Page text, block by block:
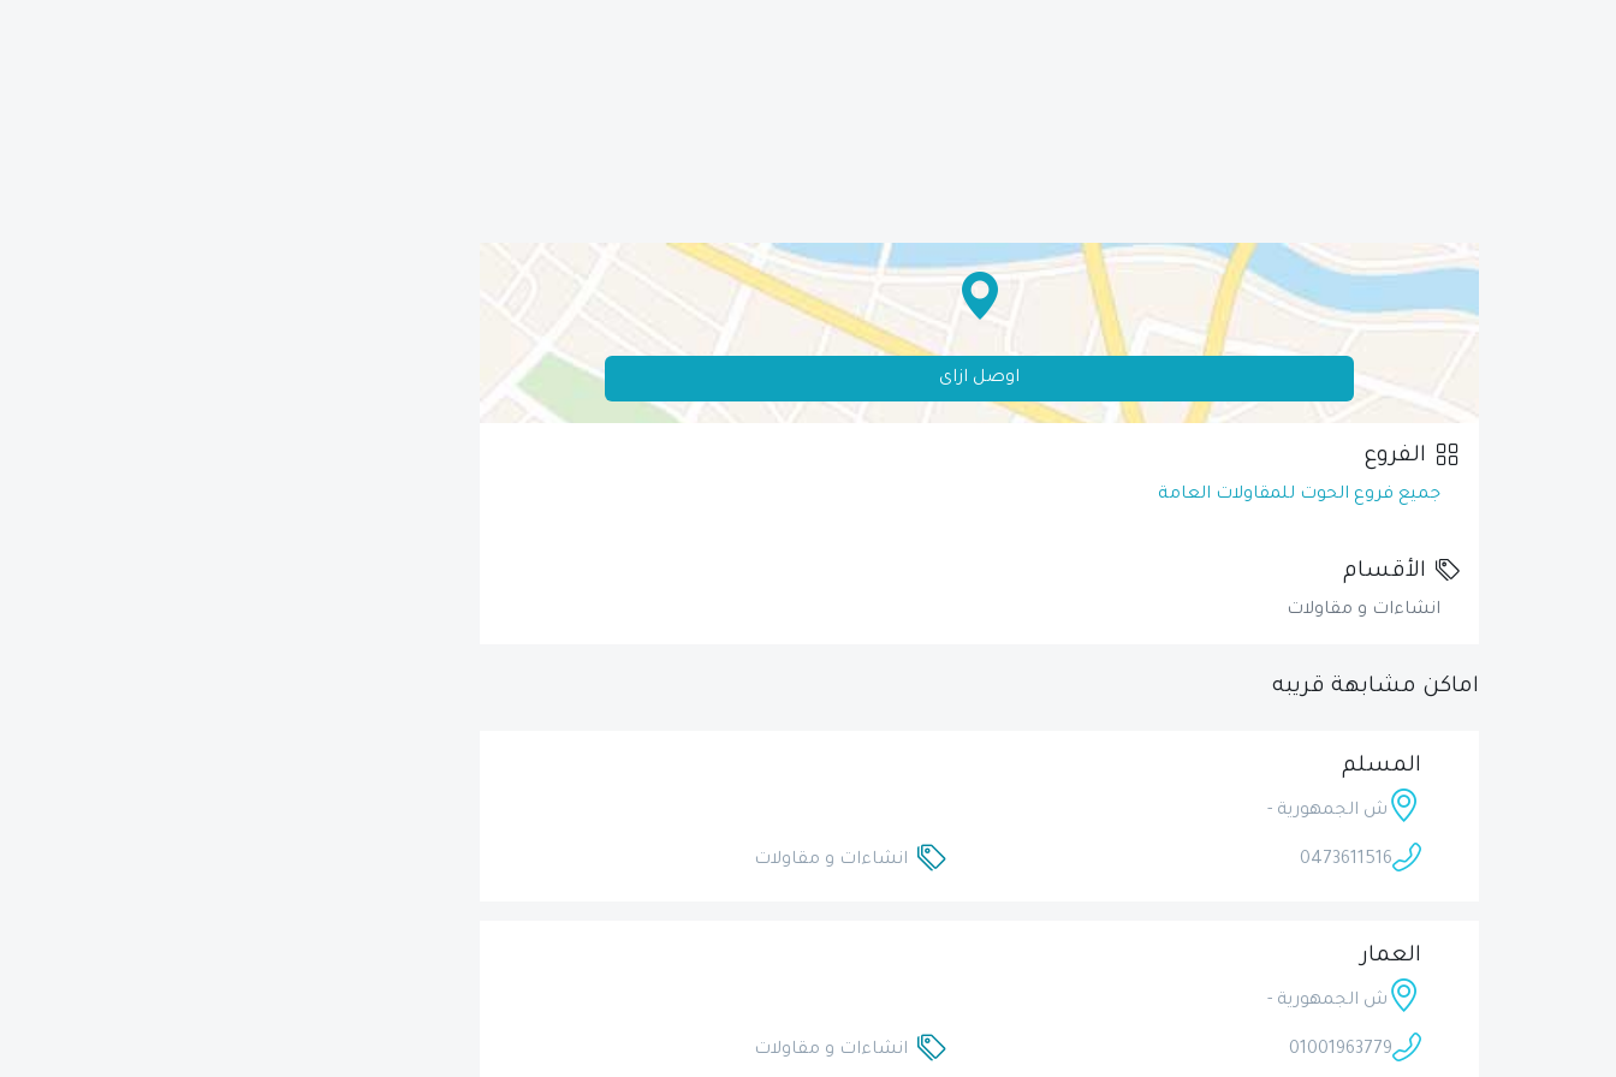
اوصل ازاى
الفروع
جميع فروع الحوت للمقاولات العامة
الأقسام
انشاءات و مقاولات
اماكن مشابهة قريبه
المسلم
ش الجمهورية -
0473611516 انشاءات و مقاولات
العمار
ش الجمهورية -
01001963779 انشاءات و مقاولات